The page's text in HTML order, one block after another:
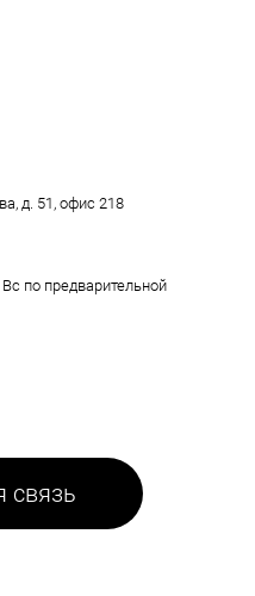
по предварительной
д. 51, офис 218​​
связь